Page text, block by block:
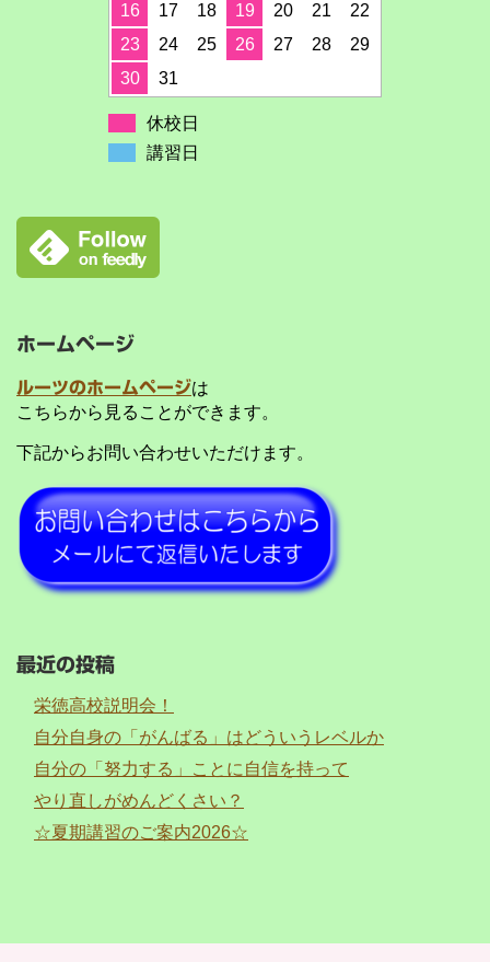
16
17 18 19 20 21
22
23
24 25 26 27 28
29
30
31
休校日
講習日
ホームページ
ルーツのホームページは
こちらから見ることができます。
下記からお問い合わせいただけます。
最近の投稿
栄徳高校説明会！
自分自身の「がんばる」はどういうレベルか
自分の「努力する」ことに自信を持って
やり直しがめんどくさい？
☆夏期講習のご案内2026☆